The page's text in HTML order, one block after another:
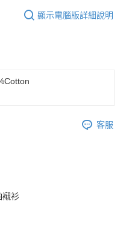
顯示電腦版詳細說明
客服
襯衫